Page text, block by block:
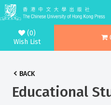
(0)
Wish List
BACK
Educational